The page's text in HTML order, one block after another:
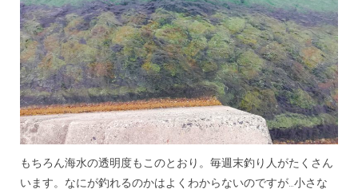
もちろん海水の透明度もこのとおり。毎週末釣り人がたくさん
います。なにが釣れるのかはよくわからないのですが…小さな